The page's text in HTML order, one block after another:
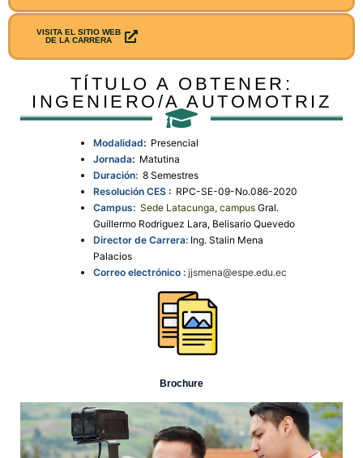
VISITA EL SITIO WEB
DE LA CARRERA
TÍTULO A OBTENER:
INGENIERO/A AUTOMOTRIZ
Modalidad: Presencial
Jornada: Matutina
Duración: 8 Semestres
Resolución CES : RPC-SE-09-No.086-2020
Campus: Sede Latacunga, campus Gral.
Guillermo Rodriguez Lara, Belisario Quevedo
Director de Carrera: Ing. Stalin Mena
Palacios
Correo electrónico : jjsmena@espe.edu.ec
Brochure